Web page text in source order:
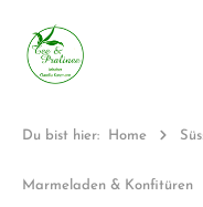
Du bist hier: Home
Marmeladen & Konfitüren